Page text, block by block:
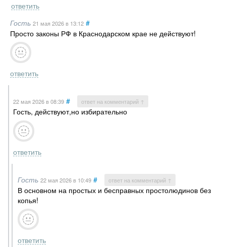
ответить
Гость 21 мая 2026в 13:12 #
Просто законы РФ в Краснодарском крае не действуют!
ответить
22 мая 2026в 08:39 # ответ на комментарий ↑
Гость, действуют,но избирательно
ответить
Гость 22 мая 2026в 10:49 # ответ на комментарий ↑
В основном на простых и бесправных простолюдинов без
копья!
ответить